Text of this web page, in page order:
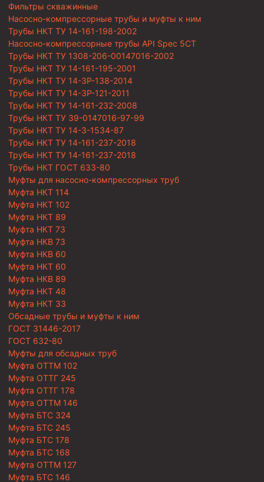
Фильтры скважинные
Насосно-компрессорные трубы и муфты к ним
Трубы НКТ ТУ 14-161-198-2002
Насосно-компрессорные трубы API Spec 5CT
Трубы НКТ ТУ 1308-206-00147016-2002
Трубы НКТ ТУ 14-161-195-2001
Трубы НКТ ТУ 14-3Р-138-2014
Трубы НКТ ТУ 14-3Р-121-2011
Трубы НКТ ТУ 14-161-232-2008
Трубы НКТ ТУ 39-0147016-97-99
Трубы НКТ ТУ 14-3-1534-87
Трубы НКТ ТУ 14-161-237-2018
Трубы НКТ ТУ 14-161-237-2018
Трубы НКТ ГОСТ 633-80
Муфты для насосно-компрессорных труб
Муфта НКТ 114
Муфта НКТ 102
Муфта НКТ 89
Муфта НКТ 73
Муфта НКВ 73
Муфта НКВ 60
Муфта НКТ 60
Муфта НКВ 89
Муфта НКТ 48
Муфта НКТ 33
Обсадные трубы и муфты к ним
ГОСТ 31446-2017
ГОСТ 632-80
Муфты для обсадных труб
Муфта ОТТМ 102
Муфта ОТТГ 245
Муфта ОТТГ 178
Муфта ОТТМ 146
Муфта БТС 324
Муфта БТС 245
Муфта БТС 178
Муфта БТС 168
Муфта ОТТМ 127
Муфта БТС 146